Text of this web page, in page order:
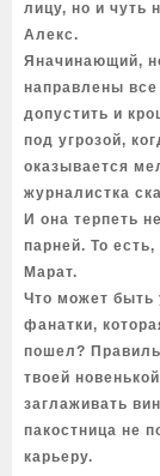
лицу, но и чуть
Алекс.
Яначинающий,
направлены
допустить и
под угрозой,
оказывается
журналистка
И она терпеть
парней. То есть,
Марат.
Что может быть
фанатки,
пошел?
твоей
заглаживать
пакостница не
карьеру.